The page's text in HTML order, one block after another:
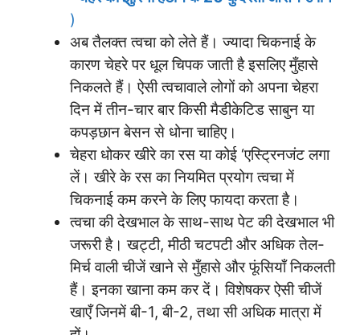
)
अब तैलक्त त्वचा को लेते हैं। ज्यादा चिकनाई के
कारण चेहरे पर धूल चिपक जाती है इसलिए मुँहासे
निकलते हैं। ऐसी त्वचावाले लोगों को अपना चेहरा
दिन में तीन-चार बार किसी मैडीकेटिड साबुन या
कपड़छान बेसन से धोना चाहिए।
चेहरा धोकर खीरे का रस या कोई ‘एस्ट्रिनजंट लगा
लें। खीरे के रस का नियमित प्रयोग त्वचा में
चिकनाई कम करने के लिए फायदा करता है।
त्वचा की देखभाल के साथ-साथ पेट की देखभाल भी
जरूरी है। खट्टी, मीठी चटपटी और अधिक तेल-
मिर्च वाली चीजें खाने से मुँहासे और फूंसियाँ निकलती
हैं। इनका खाना कम कर दें। विशेषकर ऐसी चीजें
खाएँ जिनमें बी-1, बी-2, तथा सी अधिक मात्रा में